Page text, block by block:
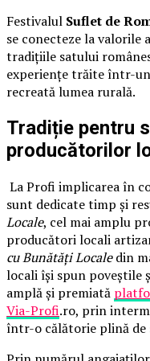
Festivalul Suflet de
se conecteze la valorile
tradițiile satului
experiențe trăite într-
recreată lumea rurală.
Tradiție pentru
producătorilor
La Profi implicarea în
sunt dedicate timp și
Locale, cel mai amplu
producători locali
cu Bunătăți Localedin
locali își spun poveștile
amplă și premiată
Via-Profi.ro, prin
într-o călătorie plină de